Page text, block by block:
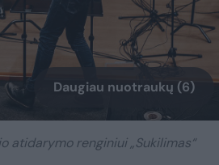
Daugiau nuotraukų (6)
atidarymo renginiui „Sukilimas“